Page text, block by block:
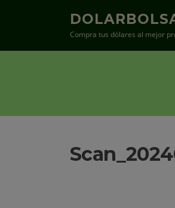
Compra tus dólares al mejor